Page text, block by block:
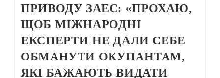
ПРИВОДУ ЗАЕС: «ПРОХАЮ,
ЩОБ МІЖНАРОДНІ
ЕКСПЕРТИ НЕ ДАЛИ СЕБЕ
ОБМАНУТИ ОКУПАНТАМ,
ЯКІ БАЖАЮТЬ ВИДАТИ